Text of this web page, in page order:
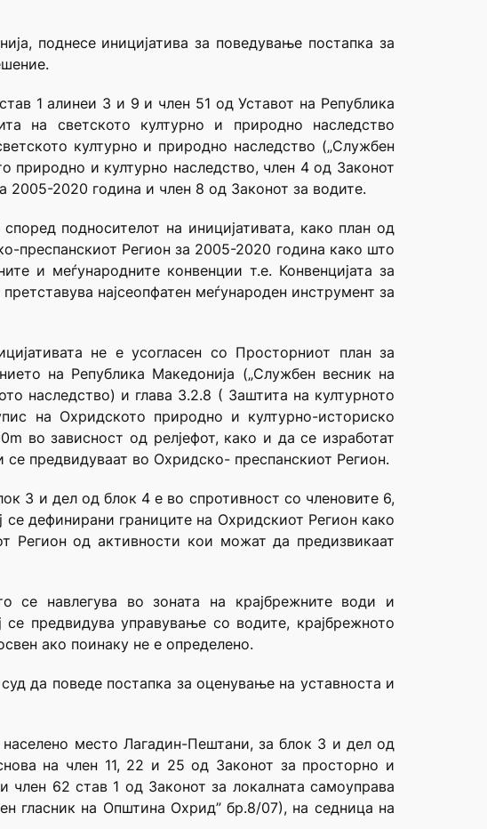
поднесе иницијатива за поведување постапка за
1 алинеи 3 и 9 и член 51 од Уставот на Република
на светското културно и природно наследство
културно и природно наследство („Службен
природно и културно наследство, член 4 од Законот
2005-2020 година и член 8 од Законот за водите.
подносителот на иницијативата, како план од
преспанскиот Регион за 2005-2020 година како што
и меѓународните конвенции т.е. Конвенцијата за
најсеопфатен меѓународен инструмент за
не е усогласен со Просторниот план за
на Република Македонија („Службен весник на
наследство) и глава 3.2.8 ( Заштита на културното
на Охридското природно и културно-историско
во зависност од релјефот, како и да се изработат
предвидуваат во Охридско- преспанскиот Регион.
3 и дел од блок 4 е во спротивност со членовите 6,
дефинирани границите на Охридскиот Регион како
Регион од активности кои можат да предизвикаат
се навлегува во зоната на крајбрежните води и
предвидува управување со водите, крајбрежното
ако поинаку не е определено.
да поведе постапка за оценување на уставноста и
место Лагадин-Пештани, за блок 3 и дел од
на член 11, 22 и 25 од Законот за просторно и
62 став 1 од Законот за локалната самоуправа
гласник на Oпштина Охрид” бр.8/07), на седница на